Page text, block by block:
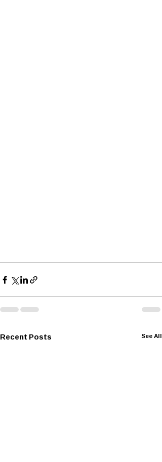
Recent Posts See All